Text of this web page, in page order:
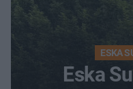
ESKA
Eska